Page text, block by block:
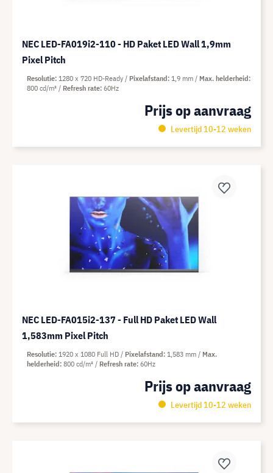
NEC LED-FA019i2-110 - HD Paket LED Wall 1,9mm
Pixel Pitch
Prijs op aanvraag
Levertijd 10-12 weken
Resolutie 1280 x 720 HD-Ready Pixelafstand 1,9 mm
Max. helderheid
800 cd/m²
Refresh rate 60Hz
NEC LED-FA015i2-137 - Full HD Paket LED Wall
1,583mm Pixel Pitch
Prijs op aanvraag
Levertijd 10-12 weken
Resolutie 1920 x 1080 Full HD Pixelafstand 1,583 mm
Max.
helderheid 800 cd/m² Refresh rate 60Hz